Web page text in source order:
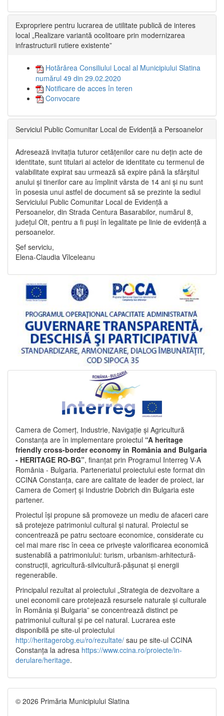
Expropriere pentru lucrarea de utilitate publică de interes
local „Realizare variantă ocolitoare prin modernizarea
infrastructurii rutiere existente”
Hotărârea Consiliului Local al Municipiului Slatina
numărul 49 din 29.02.2020
Notificare de acces în teren
Convocare
Serviciul Public Comunitar Local de Evidență a Persoanelor
Adresează invitația tuturor cetățenilor care nu dețin acte de
identitate, sunt titulari ai actelor de identitate cu termenul de
valabilitate expirat sau urmează să expire până la sfârșitul
anului și tinerilor care au împlinit vârsta de 14 ani și nu sunt
în posesia unui astfel de document să se prezinte la sediul
Serviciului Public Comunitar Local de Evidență a
Persoanelor, din Strada Centura Basarabilor, numărul 8,
județul Olt, pentru a fi puși în legalitate pe linie de evidență a
persoanelor.
Șef serviciu,
Elena-Claudia Vîlceleanu
Camera de Comerț, Industrie, Navigație și Agricultură
Constanța are în implementare proiectul “A heritage
friendly cross-border economy in România and Bulgaria
- HERITAGE RO-BG”, finanțat prin Programul Interreg V-A
România - Bulgaria. Parteneriatul proiectului este format din
CCINA Constanța, care are calitate de leader de proiect, iar
Camera de Comerț și Industrie Dobrich din Bulgaria este
partener.
Proiectul își propune să promoveze un mediu de afaceri care
să protejeze patrimoniul cultural și natural. Proiectul se
concentrează pe patru sectoare economice, considerate cu
cel mai mare risc în ceea ce privește valorificarea economică
sustenabilă a patrimoniului: turism, urbanism-arhitectură-
construcții, agricultură-silvicultură-pășunat și energii
regenerabile.
Principalul rezultat al proiectului „Strategia de dezvoltare a
unei economii care protejează resursele naturale și culturale
în România și Bulgaria” se concentrează distinct pe
patrimoniul cultural și pe cel natural. Lucrarea este
disponibilă pe site-ul proiectului
http://heritagerobg.eu/ro/rezultate/ sau pe site-ul CCINA
Constanța la adresa https://www.ccina.ro/proiecte/in-
derulare/heritage.
© 2026 Primăria Municipiului Slatina